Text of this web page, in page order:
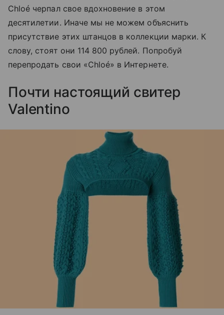
Chloé черпал свое вдохновение в этом
десятилетии. Иначе мы не можем объяснить
присутствие этих штанцов в коллекции марки. К
слову, стоят они 114 800 рублей. Попробуй
перепродать свои «Chloé» в Интернете.
Почти настоящий свитер
Valentino